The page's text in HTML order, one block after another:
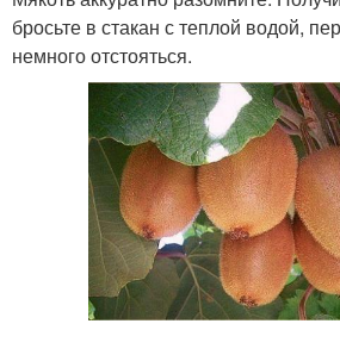
бросьте в стакан с теплой водой,
немного отстояться.